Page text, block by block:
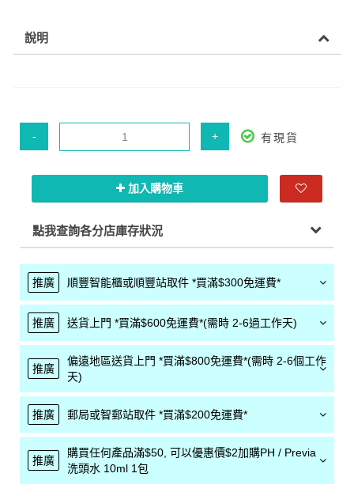
說明
- + 有現貨
加入購物車
點我查詢各分店庫存狀況
推廣 順豐智能櫃或順豐站取件 *買滿$300免運費*
推廣 送貨上門 *買滿$600免運費*(需時 2-6過工作天)
推廣
偏遠地區送貨上門 *買滿$800免運費*(需時 2-6個工作
天)
推廣 郵局或智郵站取件 *買滿$200免運費*
推廣
購買任何產品滿$50, 可以優惠價$2加購PH / Previa
洗頭水 10ml 1包